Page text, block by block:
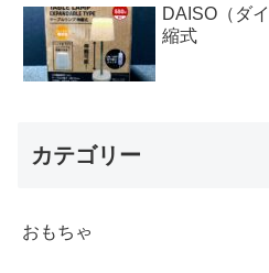
DAISO（ダ
縮式
カテゴリー
おもちゃ